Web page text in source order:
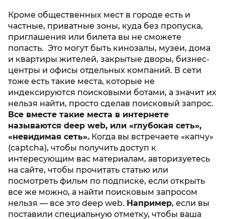
Кроме общественных мест в городе есть и
частные, приватные зоны, куда без пропуска,
приглашения или билета вы не сможете
попасть. Это могут быть кинозалы, музеи, дома
и квартиры жителей, закрытые дворы, бизнес-
центры и офисы отдельных компаний. В сети
тоже есть такие места, которые не
индексируются поисковыми ботами, а значит их
нельзя найти, просто сделав поисковый запрос.
Все вместе такие места в интернете
называются deep web, или «глубокая сеть»,
«невидимая сеть». Когда вы встречаете «капчу»
(captcha), чтобы получить доступ к
интересующим вас материалам, авторизуетесь
на сайте, чтобы прочитать статью или
посмотреть фильм по подписке, если открыть
все же можно, а найти поисковым запросом
нельзя — все это deep web. Например, если вы
поставили специальную отметку, чтобы ваша